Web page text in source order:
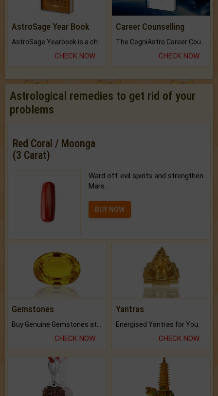
AstroSage Year Book
AstroSage Yearbook is a channel to fulfill your dreams and destiny.
CHECK NOW
Career Counselling
The CogniAstro Career Counselling Report is the most comprehensive report available on this topic.
CHECK NOW
Astrological remedies to get rid of your
problems
Red Coral / Moonga
(3 Carat)
Ward off evil spirits and strengthen
Mars.
BUY NOW
Gemstones
CHECK NOW
Yantras
Energised Yantras for You.
CHECK NOW